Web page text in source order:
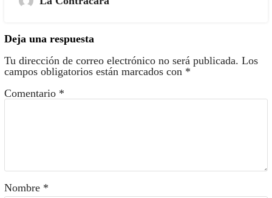
Deja una respuesta
Tu dirección de correo electrónico no será publicada. Los
campos obligatorios están marcados con *
Comentario *
Nombre *